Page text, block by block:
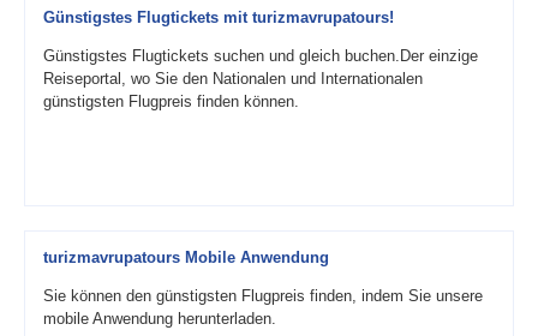
Günstigstes Flugtickets mit turizmavrupatours!
Günstigstes Flugtickets suchen und gleich buchen.Der einzige
Reiseportal, wo Sie den Nationalen und Internationalen
günstigsten Flugpreis finden können.
turizmavrupatours Mobile Anwendung
Sie können den günstigsten Flugpreis finden, indem Sie unsere
mobile Anwendung herunterladen.